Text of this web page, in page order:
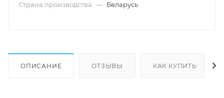
Страна производства — Беларусь
ОПИСАНИЕ ОТЗЫВЫ КАК КУПИТЬ